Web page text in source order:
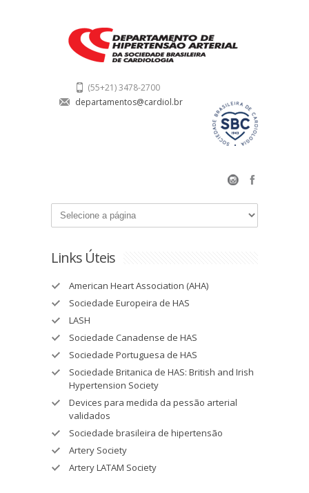
(55+21) 3478-2700
departamentos@cardiol.br
Links Úteis
American Heart Association (AHA)
Sociedade Europeira de HAS
LASH
Sociedade Canadense de HAS
Sociedade Portuguesa de HAS
Sociedade Britanica de HAS: British and Irish
Hypertension Society
Devices para medida da pessão arterial
validados
Sociedade brasileira de hipertensão
Artery Society
Artery LATAM Society